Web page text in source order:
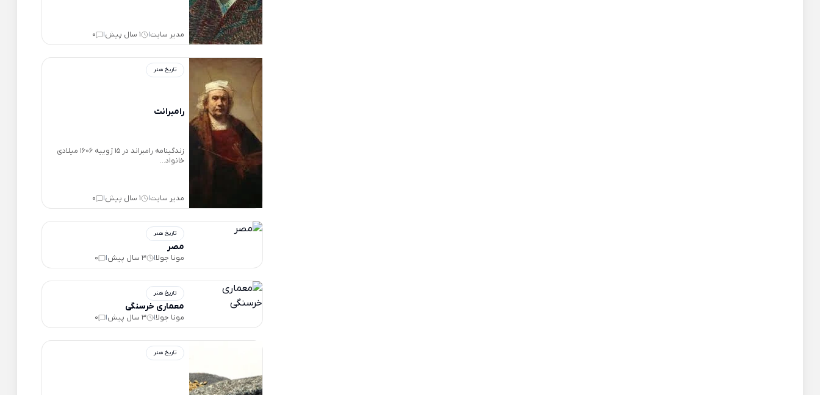
مدیر سایت | 1 سال پیش |
0
تاریخ هنر
رامبرانت
زندگینامه رامبراند در 15 ژوییه 1606 میلادی
خانواد...
مدیر سایت | 1 سال پیش |
0
تاریخ هنر
مصر
مونا جولا | 3 سال پیش |
0
تاریخ هنر
معماری خرسنگی
مونا جولا | 3 سال پیش |
0
تاریخ هنر